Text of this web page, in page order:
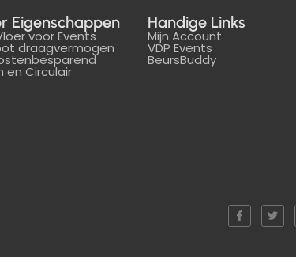
Eigenschappen
voor Events
draagvermogen
en Circulair
Handige Links
Mijn Account
VDP Events
BeursBuddy